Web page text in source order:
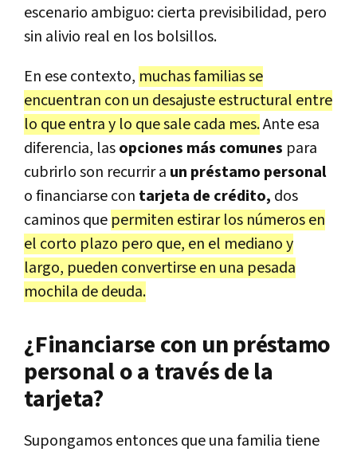
escenario ambiguo: cierta previsibilidad, pero
sin alivio real en los bolsillos.
En ese contexto, muchas familias se
encuentran con un desajuste estructural entre
lo que entra y lo que sale cada mes.Ante esa
diferencia, lasopciones más comunes para
cubrirlo son recurrir a un préstamo personal
o financiarse con tarjeta de crédito, dos
caminos que permiten estirar los números en
el corto plazo pero que, en el mediano y
largo, pueden convertirse en una pesada
mochila de deuda.
¿Financiarse con un préstamo
personal o a través de la
tarjeta?
Supongamos entonces que una familia tiene